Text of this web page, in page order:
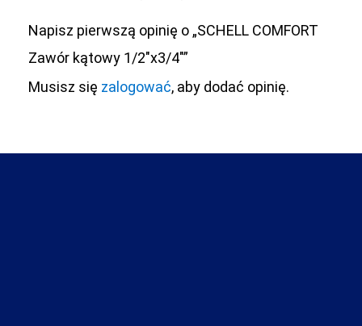
Napisz pierwszą opinię o „SCHELL COMFORT
Zawór kątowy 1/2″x3/4″”
Musisz się zalogować, aby dodać opinię.